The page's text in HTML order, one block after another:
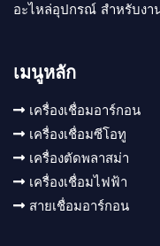
อะไหล่อุปกรณ์ สำหรับง
เมนูหลัก
เครื่องเชื่อมอาร์กอน
เครื่องเชื่อมซีโอทู
เครื่องตัดพลาสม่า
เครื่องเชื่อมไฟฟ้า
สายเชื่อมอาร์กอน